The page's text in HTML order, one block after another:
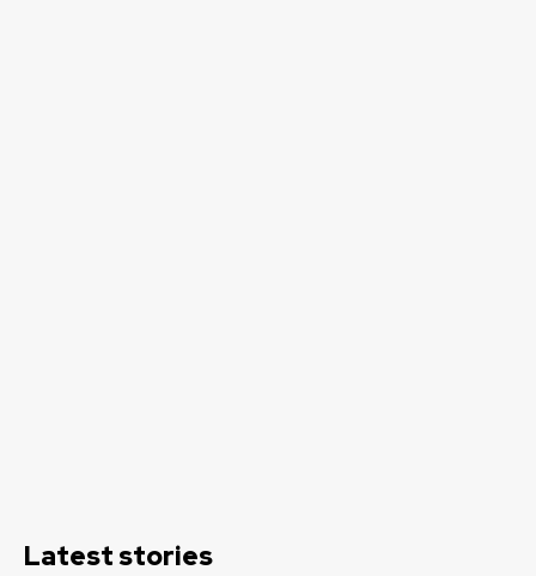
Latest stories